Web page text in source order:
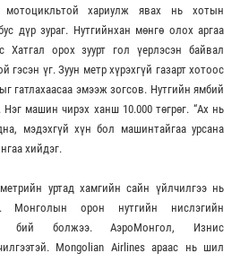
хариулж явах нь хотын
дүр зураг. Нутгийнхан мөнгө олох аргаа
Хатгал орох зуурт гол үерлэсэн байвал
гэсэн үг. Зуун метр хүрэхгүй газарт хотоос
гатлахаасаа эмээж зогсов. Нутгийн ямбий
машин чирэх ханш 10.000 төгрөг. “Ах нь
мэдэхгүй хүн бол машинтайгаа урсана
хийдэг.
уртад хамгийн сайн үйлчилгээ нь
Монголын орон нутгийн нислэгийн
бий болжээ. АэроМонгол, Изнис
Mongolian Airlines араас нь шил